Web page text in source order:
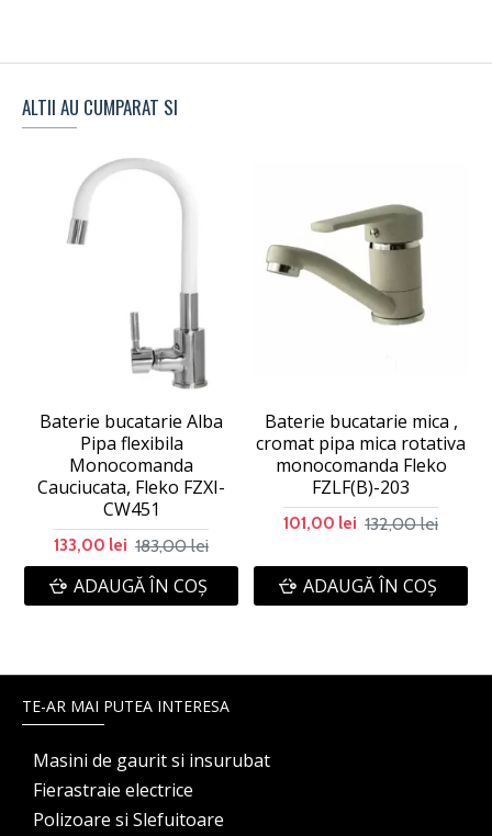
ALTII AU CUMPARAT SI
Baterie bucatarie Alba
Pipa flexibila
Monocomanda
Cauciucata, Fleko FZXI-
CW451
133,00 lei 183,00 lei
ADAUGĂ ÎN COŞ
Baterie bucatarie mica ,
cromat pipa mica rotativa
monocomanda Fleko
FZLF(B)-203
101,00 lei 132,00 lei
ADAUGĂ ÎN COŞ
TE-AR MAI PUTEA INTERESA
Masini de gaurit si insurubat
Fierastraie electrice
Polizoare si Slefuitoare